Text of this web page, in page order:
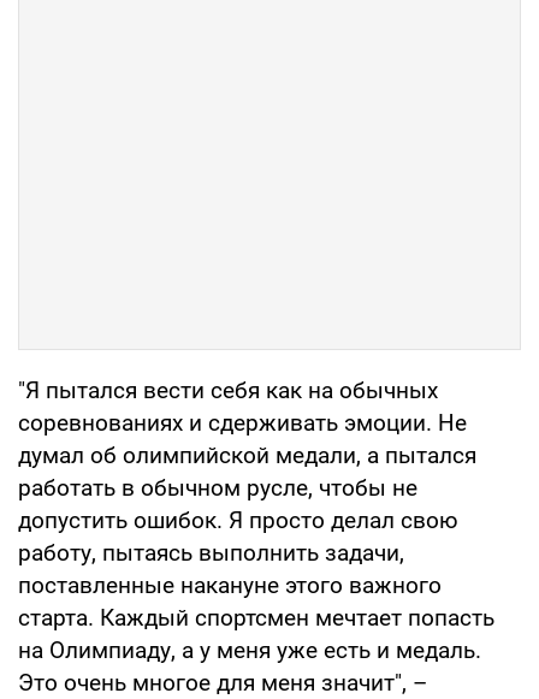
"Я пытался вести себя как на обычных
соревнованиях и сдерживать эмоции. Не
думал об олимпийской медали, а пытался
работать в обычном русле, чтобы не
допустить ошибок. Я просто делал свою
работу, пытаясь выполнить задачи,
поставленные накануне этого важного
старта. Каждый спортсмен мечтает попасть
на Олимпиаду, а у меня уже есть и медаль.
Это очень многое для меня значит", –